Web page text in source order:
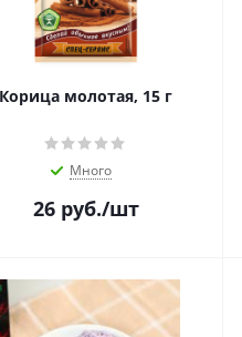
Корица молотая, 15 г
Много
26руб./шт